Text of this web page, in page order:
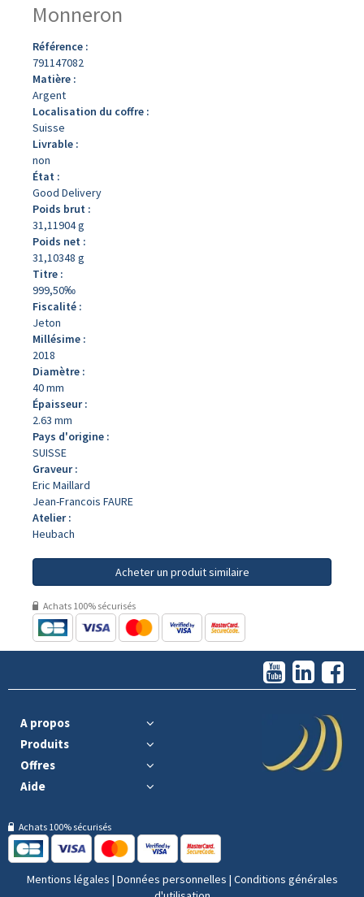
Monneron
Référence :
791147082
Matière :
Argent
Localisation du coffre :
Suisse
Livrable :
non
État :
Good Delivery
Poids brut :
31,11904 g
Poids net :
31,10348 g
Titre :
999,50‰
Fiscalité :
Jeton
Millésime :
2018
Diamètre :
40 mm
Épaisseur :
2.63 mm
Pays d'origine :
SUISSE
Graveur :
Eric Maillard
Jean-Francois FAURE
Atelier :
Heubach
Acheter un produit similaire
Achats 100% sécurisés
A propos
Produits
Offres
Aide
Achats 100% sécurisés
Mentions légales | Données personnelles | Conditions générales